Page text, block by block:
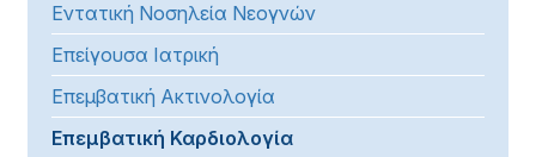
Εντατική Νοσηλεία Νεογνών
Επείγουσα Ιατρική
Επεμβατική Ακτινολογία
Επεμβατική Καρδιολογία